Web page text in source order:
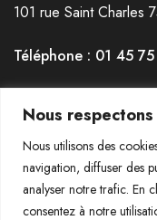
Nous
Nous utilisons des
navigation, diffuser des
analyser notre trafic. En
consentez à notre
101 rue Saint Charles
Téléphone : 01 45
Horaires : du mardi